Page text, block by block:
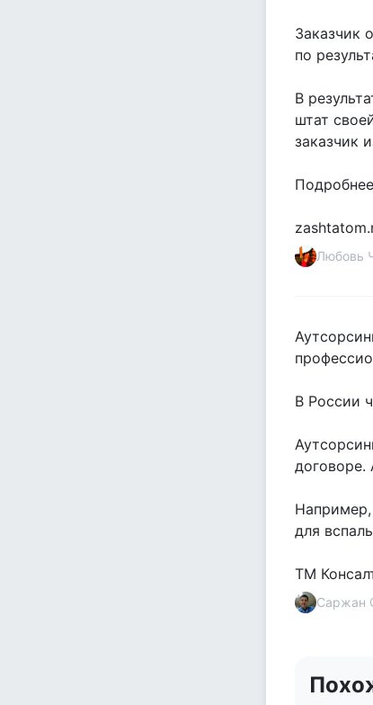
Заказчик
по
В
штат
заказчик
Любовь
В России
договоре.
Например,
для
ТМ
Саржан